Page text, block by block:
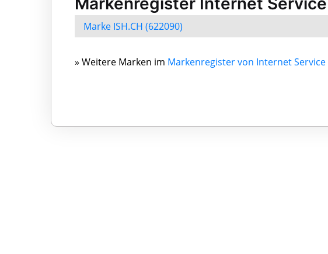
Marke ISH.CH (622090)
» Weitere Marken im Markenregister von Internet Service